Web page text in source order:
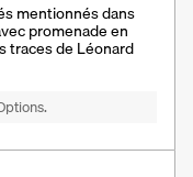
mentionnés dans
promenade en
traces de Léonard